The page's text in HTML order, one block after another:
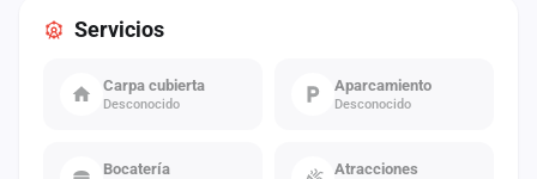
Servicios
Carpa cubierta
Desconocido
Aparcamiento
Desconocido
Bocatería Atracciones